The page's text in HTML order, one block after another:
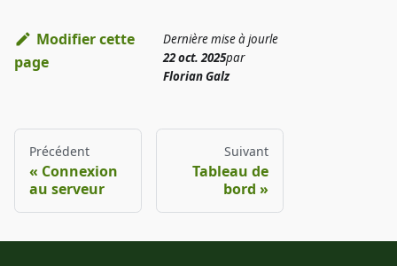
Modifier cette
page
Dernière mise à jourle
22 oct. 2025par
Florian Galz
Précédent
Connexion
au serveur
Suivant
Tableau de
bord